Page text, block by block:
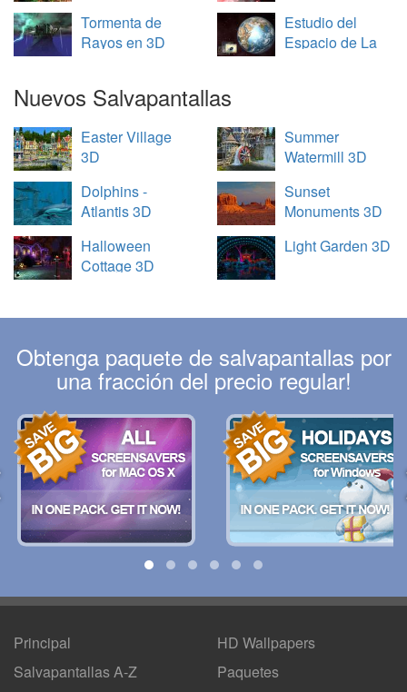
Tormenta de
Rayos en 3D
Estudio del
Espacio de La
Nuevos Salvapantallas
Easter Village
3D
Summer
Watermill 3D
Dolphins -
Atlantis 3D
Sunset
Monuments 3D
Halloween
Cottage 3D
Light Garden 3D
Obtenga paquete de salvapantallas por
una fracción del precio regular!
Principal
Salvapantallas A-Z
HD Wallpapers
Paquetes